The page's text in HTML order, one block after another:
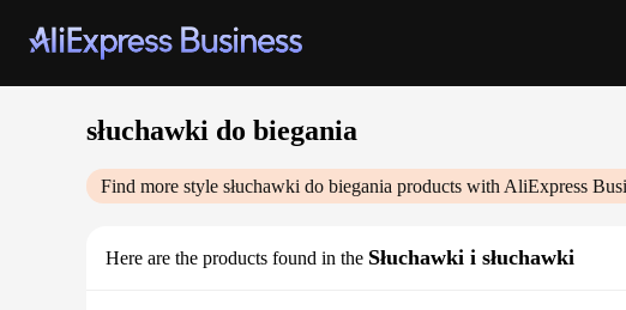
słuchawki do biegania
Find more style słuchawki do biegania products with AliExpress
Here are the products found in the Słuchawki i słuchawki